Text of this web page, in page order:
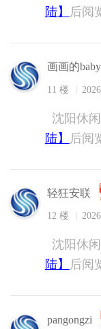
陆】
后阅
画画的baby
11 楼
沈阳休
陆】
后阅
轻狂安联
12 楼
沈阳休
陆】
后阅
pangongzi